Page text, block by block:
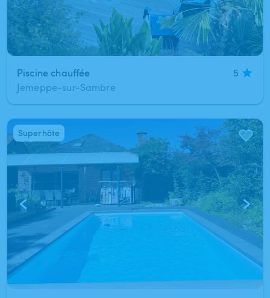
Piscine chauffée
5
Jemeppe-sur-Sambre
1/8
Superhôte